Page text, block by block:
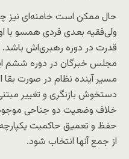
حال ممکن است خامنه‌ای نیز
ولی‌فقیه بعدی فردی همسو با
قدرت در دوره رهبری‌اش
مجلس خبرگان در دوره ششم
مسیر آینده نظام در صورت بقا
دستخوش بازنگری و تغییر
خلاف وضعیت دو جناحی
حفظ و تعمیق حاکمیت یکپارچه
از جمع آنها انتخاب شود.